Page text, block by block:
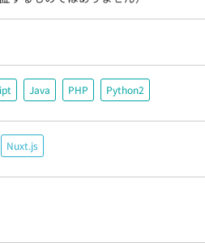
Java PHP Python2
Nuxt.js